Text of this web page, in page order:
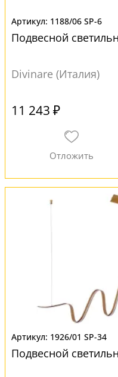
1188/06 SP-6
Подвесной
Divinare (Италия)
11 243 ₽
1926/01 SP-34
Подвесной